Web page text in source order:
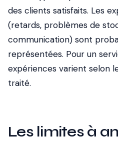
des clients satisfaits. Les
(retards, problèmes de
communication) sont
représentées. Pour un
expériences varient selon
traité.
Les limites à